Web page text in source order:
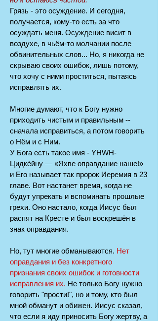
Грязь - это осуждение. И сегодня,
получается, кому-то есть за что
осуждать меня. Осуждение висит в
воздухе, в чьём-то молчании после
обвинительных слов... Но, я никогда не
скрываю своих ошибок, лишь потому,
что хочу с ними проститься, пытаясь
исправлять их.
Многие думают, что к Богу нужно
приходить чистым и правильным --
сначала исправиться, а потом говорить
о Нём и с Ним.
У Бога есть такое имя - YHWH-
Цидке́йну — «Яхве оправдание наше!»
и Его называет так пророк Иеремия в 23
главе. Вот настанет время, когда не
будут упрекать и вспоминать прошлые
грехи. Оно настало, когда Иисус был
распят на Кресте и был воскрешён в
знак оправдания.
Но, тут многие обманываются. Нет
оправдания и без конкретного
признания своих ошибок и готовности
исправления их. Не только Богу нужно
говорить "прости!", но и тому, кто был
мной обманут и обижен. Иисус сказал,
что если я иду приносить Богу жертву, а